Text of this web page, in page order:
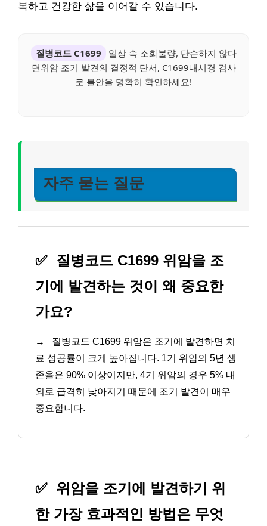
복하고 건강한 삶을 이어갈 수 있습니다.
질병코드 C1699
일상 속 소화불량, 단순하지 않다
면위암 조기 발견의 결정적 단서, C1699내시경 검사
로 불안을 명확히 확인하세요!
자주 묻는 질문
✅
질병코드 C1699 위암을 조
기에 발견하는 것이 왜 중요한
가요?
→
질병코드 C1699 위암은 조기에 발견하면 치
료 성공률이 크게 높아집니다. 1기 위암의 5년 생
존율은 90% 이상이지만, 4기 위암의 경우 5% 내
외로 급격히 낮아지기 때문에 조기 발견이 매우
중요합니다.
✅ 위암을 조기에 발견하기 위
한 가장 효과적인 방법은 무엇